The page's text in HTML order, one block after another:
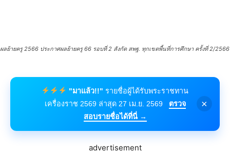
ผลย้ายครู 2566 ประกาศผลย้ายครู 66 รอบที่ 2 สังกัด สพฐ. ทุกเขตพื้นที่การศึกษา ครั้งที่ 2/2566
"มาแล้ว!!" รายชื่อผู้ได้รับพระราชทาน
เครื่องราช 2569 ล่าสุด 27 เม.ย. 2569
ตรวจ
สอบรายชื่อได้ที่นี่ →
×
advertisement